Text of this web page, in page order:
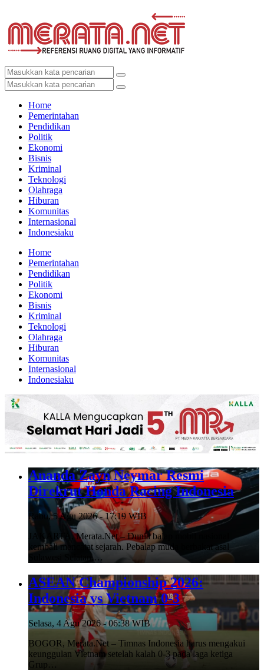
Home
Pemerintahan
Pendidikan
Politik
Ekonomi
Bisnis
Kriminal
Teknologi
Olahraga
Hiburan
Komunitas
Internasional
Indonesiaku
Home
Pemerintahan
Pendidikan
Politik
Ekonomi
Bisnis
Kriminal
Teknologi
Olahraga
Hiburan
Komunitas
Internasional
Indonesiaku
Ananda Zayn Neymar Resmi
Direkrut Honda Racing Indonesia
Rabu, 5 Agu 2026 - 17:19 WIB
JAKARTA, Merata.Net – Dunia balap mobil nasional
kembali mencatat sejarah. Pebalap muda berbakat asal
Sulawesi Selatan,…
ASEAN Championship 2026:
Indonesia vs Vietnam 0-3
Selasa, 4 Agu 2026 - 06:38 WIB
BOGOR, Merata.Net – Timnas Indonesia harus mengakui
keunggulan Vietnam setelah kalah 0-3 pada laga ketiga
Grup…